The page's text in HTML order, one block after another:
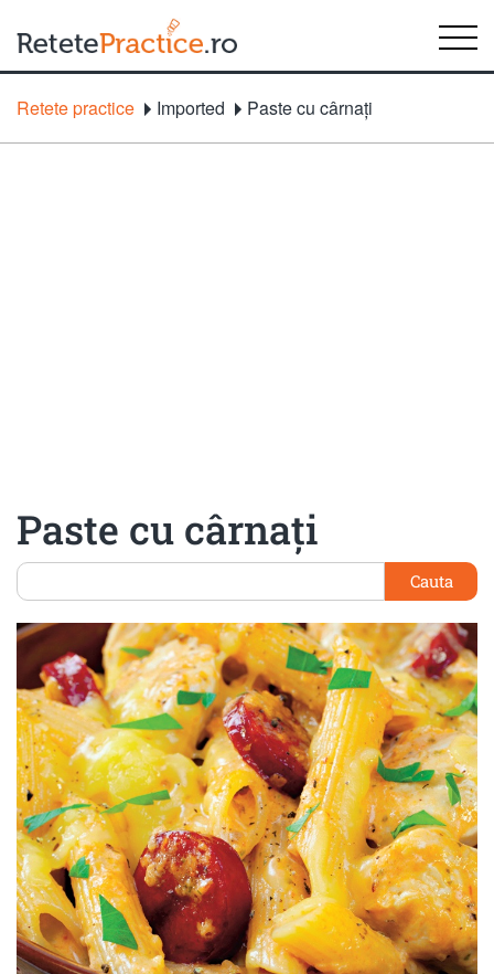
Retete practice Imported Paste cu cârnaţi
Paste cu cârnaţi
Cauta